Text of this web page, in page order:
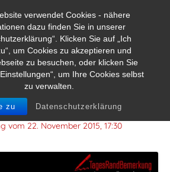
verwendet Cookies - nähere
dazu finden Sie in unserer
Klicken Sie auf „Ich
um Cookies zu akzeptieren und
zu besuchen, oder klicken Sie
um Ihre Cookies selbst
zu verwalten.
zu Datenschutzerklärung
völlig nutzlos.
vom 22. November 2015, 17:30